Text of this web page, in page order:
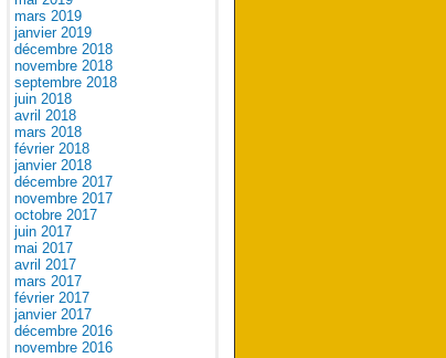
mars 2019
janvier 2019
décembre 2018
novembre 2018
septembre 2018
juin 2018
avril 2018
mars 2018
février 2018
janvier 2018
décembre 2017
novembre 2017
octobre 2017
juin 2017
mai 2017
avril 2017
mars 2017
février 2017
janvier 2017
décembre 2016
novembre 2016